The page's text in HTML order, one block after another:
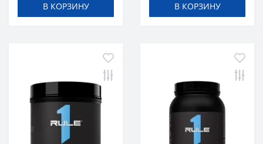
В КОРЗИНУ В КОРЗИНУ